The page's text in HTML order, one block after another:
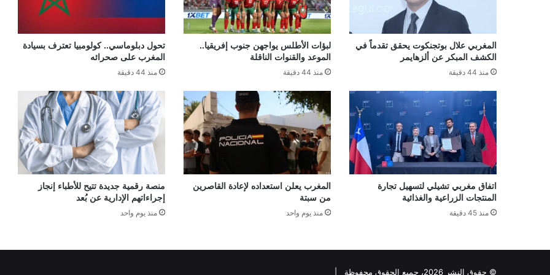
المغربي علال بوتجنكوت يحقق تقدماً في
الكشف المبكر عن ألزهايمر
منذ 44 دقيقة
لبؤات الأطلس يواجهن جنوب إفريقيا..
الموعد والقنوات الناقلة
منذ 44 دقيقة
تحول دبلوماسي.. كولومبيا تعترف بسيادة
المغرب على صحرائه
منذ 44 دقيقة
اتفاق مغربي تشيلي لتسهيل تجارة
المنتجات الزراعية والغذائية
منذ 45 دقيقة
المغرب يعلن استعداده لإعادة القاصرين
من سبتة
منذ يوم واحد
منصة رقمية جديدة تتيح للأطباء إنجاز
إجراءاتهم الإدارية عن بُعد
منذ يوم واحد
© حقوق النشر 2026، جميع الحقوق محفوظة |